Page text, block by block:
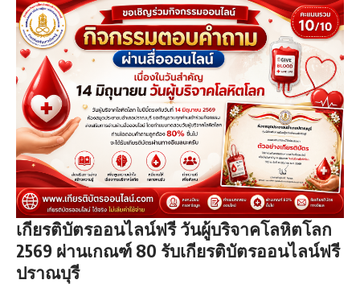
เกียรติบัตรออนไลน์ฟรี วันผู้บริจาคโลหิตโลก
2569 ผ่านเกณฑ์ 80 รับเกียรติบัตรออนไลน์ฟรี
ปราณบุรี